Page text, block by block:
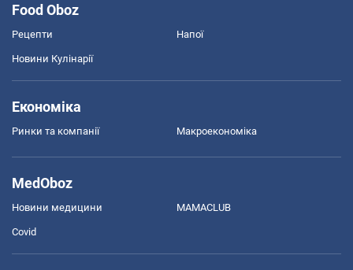
Food Oboz
Рецепти Напої
Новини Кулінарії
Економіка
Ринки та компанії Макроекономіка
MedOboz
Новини медицини MAMACLUB
Covid